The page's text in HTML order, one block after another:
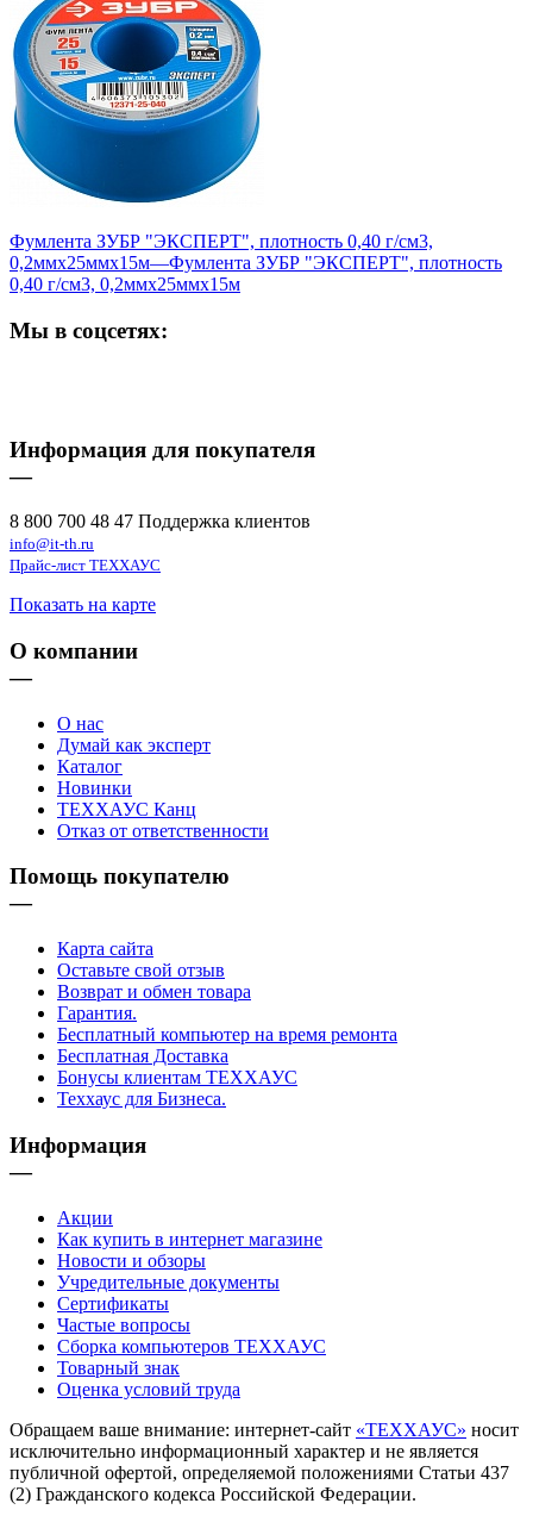
Фумлента ЗУБР "ЭКСПЕРТ", плотность 0,40 г/см3,
0,2ммх25ммх15м—Фумлента ЗУБР "ЭКСПЕРТ", плотность
0,40 г/см3, 0,2ммх25ммх15м
Мы в соцсетях:
Информация для покупателя
—
8 800 700 48 47 Поддержка клиентов
info@it-th.ru
Прайс-лист ТЕХХАУС
Показать на карте
О компании
—
О нас
Думай как эксперт
Каталог
Новинки
ТЕХХАУС Канц
Отказ от ответственности
Помощь покупателю
—
Карта сайта
Оставьте свой отзыв
Возврат и обмен товара
Гарантия.
Бесплатный компьютер на время ремонта
Бесплатная Доставка
Бонусы клиентам ТЕХХАУС
Теххаус для Бизнеса.
Информация
—
Акции
Как купить в интернет магазине
Новости и обзоры
Учредительные документы
Сертификаты
Частые вопросы
Сборка компьютеров ТЕХХАУС
Товарный знак
Оценка условий труда
Обращаем ваше внимание: интернет-сайт «ТЕХХАУС» носит
исключительно информационный характер и не является
публичной офертой, определяемой положениями Статьи 437
(2) Гражданского кодекса Российской Федерации.